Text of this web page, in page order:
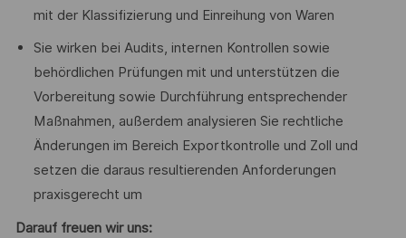
mit der Klassifizierung und Einreihung von Waren
Sie wirken bei Audits, internen Kontrollen sowie
behördlichen Prüfungen mit und unterstützen die
Vorbereitung sowie Durchführung entsprechender
Maßnahmen, außerdem analysieren Sie rechtliche
Änderungen im Bereich Exportkontrolle und Zoll und
setzen die daraus resultierenden Anforderungen
praxisgerecht um
Darauf freuen wir uns: